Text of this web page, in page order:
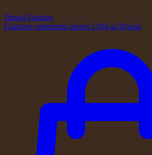
Drupal Hosting
Găzduire optimizată pentru CMS-ul Drupal